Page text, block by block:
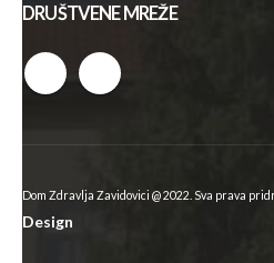
DRUŠTVENE MREŽE
Dom Zdravlja Zavidovici @ 2022. Sva prava
Design